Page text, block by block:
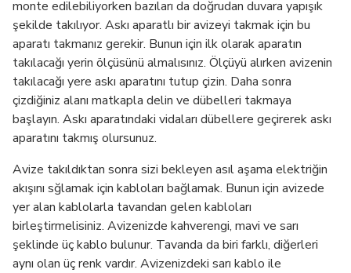
monte edilebiliyorken bazıları da doğrudan duvara yapışık
şekilde takılıyor. Askı aparatlı bir avizeyi takmak için bu
aparatı takmanız gerekir. Bunun için ilk olarak aparatın
takılacağı yerin ölçüsünü almalısınız. Ölçüyü alırken avizenin
takılacağı yere askı aparatını tutup çizin. Daha sonra
çizdiğiniz alanı matkapla delin ve dübelleri takmaya
başlayın. Askı aparatındaki vidaları dübellere geçirerek askı
aparatını takmış olursunuz.
Avize takıldıktan sonra sizi bekleyen asıl aşama elektriğin
akışını sğlamak için kabloları bağlamak. Bunun için avizede
yer alan kablolarla tavandan gelen kabloları
birleştirmelisiniz. Avizenizde kahverengi, mavi ve sarı
şeklinde üç kablo bulunur. Tavanda da biri farklı, diğerleri
aynı olan üç renk vardır. Avizenizdeki sarı kablo ile